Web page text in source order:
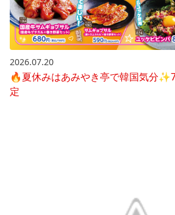
2026.07.20
🔥夏休みはあみやき亭で韓国気分
定